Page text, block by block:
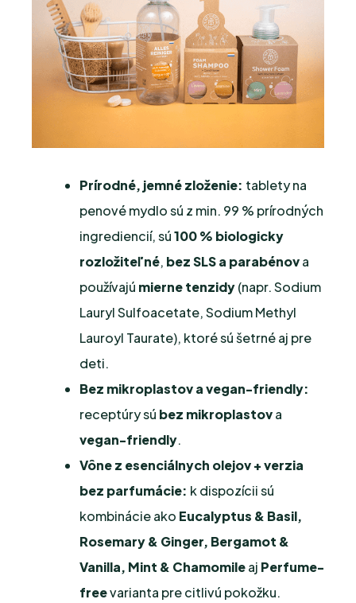
Prírodné, jemné zloženie: tablety na
penové mydlo sú z min. 99 % prírodných
ingrediencií, sú100 % biologicky
rozložiteľné, bez SLS a parabénova
používajú mierne tenzidy(napr. Sodium
Lauryl Sulfoacetate, Sodium Methyl
Lauroyl Taurate), ktoré sú šetrné aj pre
deti.
Bez mikroplastov a vegan-friendly:
receptúry sú bez mikroplastova
vegan-friendly.
Vône z esenciálnych olejov + verzia
bez parfumácie: k dispozícii sú
kombinácie ako Eucalyptus & Basil,
Rosemary & Ginger, Bergamot &
Vanilla, Mint & Chamomileaj Perfume-
freevarianta pre citlivú pokožku.